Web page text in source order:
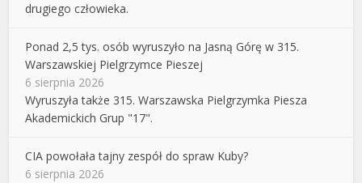
drugiego człowieka.
Ponad 2,5 tys. osób wyruszyło na Jasną Górę w 315.
Warszawskiej Pielgrzymce Pieszej
6 sierpnia 2026
Wyruszyła także 315. Warszawska Pielgrzymka Piesza
Akademickich Grup "17".
CIA powołała tajny zespół do spraw Kuby?
6 sierpnia 2026